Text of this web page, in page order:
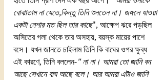
বোঝাতাম না যেতে,কিন্তু তিনি শুনতেন না। জঙ্গলে যাওয়া
একটা নেশার মত ছিল তার কাছে", আক্ষেপ ঝরে পড়ছিল
অসিতের গলা থেকে তার অসহায়, বয়স্ক মায়ের পাশে
বসে। যখন জানতে চাইলাম তিনি কি বাঘের ওপর ক্ষুব্ধ
এই কারণে, তিনি বললেন-" না না। আমরা তো জানি বন
আছে সেখানে বাঘ আছে বলে। আর আমরা এটাও জানি